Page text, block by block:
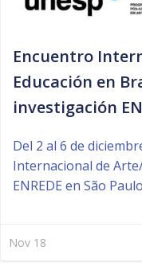
Encuentro
Educación en
investigación
Del 2 al 6 de
Internacional de
ENREDE en São
Nov 18